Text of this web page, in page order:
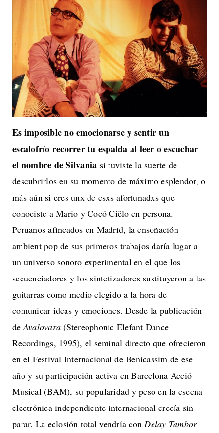
Es imposible no emocionarse y sentir un
escalofrío recorrer tu espalda al leer o escuchar
el nombre de Silvania si tuviste la suerte de
descubrirlos en su momento de máximo esplendor, o
más aún si eres unx de esxs afortunadxs que
conociste a Mario y Cocó Ciëlo en persona.
Peruanos afincados en Madrid, la ensoñación
ambient pop de sus primeros trabajos daría lugar a
un universo sonoro experimental en el que los
secuenciadores y los sintetizadores sustituyeron a las
guitarras como medio elegido a la hora de
comunicar ideas y emociones. Desde la publicación
deAvalovara (Stereophonic Elefant Dance
Recordings, 1995), el seminal directo que ofrecieron
en el Festival Internacional de Benicassim de ese
año y su participación activa en Barcelona Acció
Musical (BAM), su popularidad y peso en la escena
electrónica independiente internacional crecía sin
parar. La eclosión total vendría conDelay Tambor